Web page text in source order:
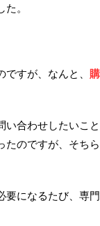
。
すが、なんと、
い合わせしたいこ
のですが、そち
になるたび、専